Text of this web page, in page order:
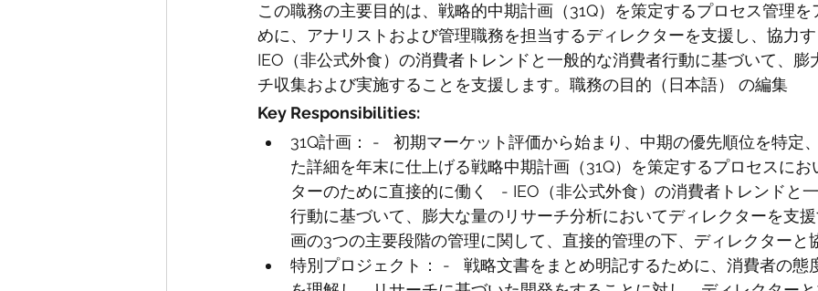
この職務の主要目的は、戦略的中期計画（31Q）を策定するプロセス管理
めに、アナリストおよび管理職務を担当するディレクターを支援し、協力
IEO（非公式外食）の消費者トレンドと一般的な消費者行動に基づいて、膨
チ収集および実施することを支援します。職務の目的（日本語） の編集
Key Responsibilities:
31Q計画： -   初期マーケット評価から始まり、中期の優先順位を特定
た詳細を年末に仕上げる戦略中期計画（31Q）を策定するプロセスに
ターのために直接的に働く   - IEO（非公式外食）の消費者トレンドと
行動に基づいて、膨大な量のリサーチ分析においてディレクターを支
画の3つの主要段階の管理に関して、直接的管理の下、ディレクターと
特別プロジェクト： -   戦略文書をまとめ明記するために、消費者の態